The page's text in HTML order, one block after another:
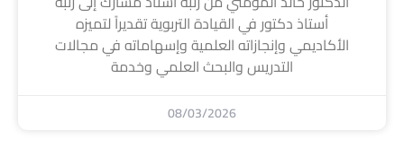
أستاذ دكتور في القيادة التربوية تقديراً لتميزه
الأكاديمي وإنجازاته العلمية وإسهاماته في مجالات
التدريس والبحث العلمي وخدمة
08/03/2026